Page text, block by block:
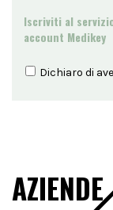
Iscriviti al
account Medikey
Dichiaro di
AZIENDE